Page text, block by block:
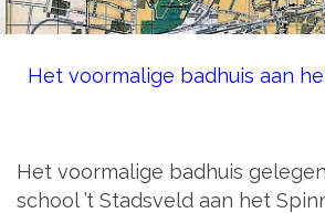
Het voormalige badhuis aan
Het voormalige badhuis
school ’t Stadsveld aan het